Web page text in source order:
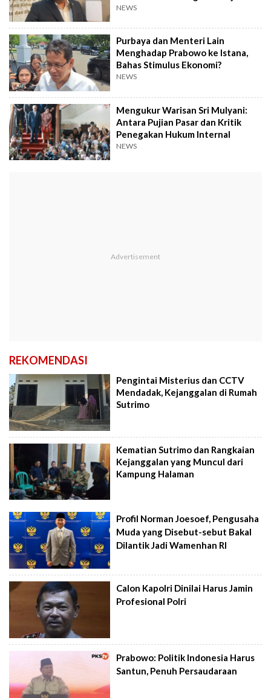
Penggantinya
NEWS
Purbaya dan Menteri Lain
Menghadap Prabowo ke Istana,
Bahas Stimulus Ekonomi?
NEWS
Mengukur Warisan Sri Mulyani:
Antara Pujian Pasar dan Kritik
Penegakan Hukum Internal
NEWS
REKOMENDASI
Pengintai Misterius dan CCTV
Mendadak, Kejanggalan di Rumah
Sutrimo
Kematian Sutrimo dan Rangkaian
Kejanggalan yang Muncul dari
Kampung Halaman
Profil Norman Joesoef, Pengusaha
Muda yang Disebut-sebut Bakal
Dilantik Jadi Wamenhan RI
Calon Kapolri Dinilai Harus Jamin
Profesional Polri
Prabowo: Politik Indonesia Harus
Santun, Penuh Persaudaraan